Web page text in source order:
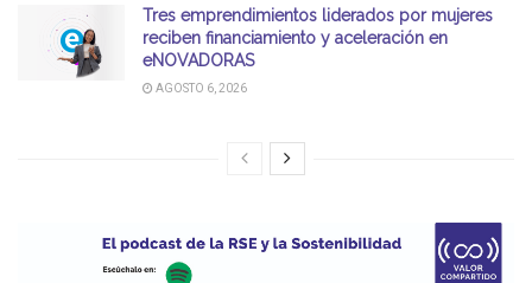
Tres emprendimientos liderados por mujeres
reciben financiamiento y aceleración en
eNOVADORAS
AGOSTO 6, 2026